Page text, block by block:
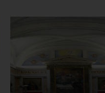
Maria del
Carmine e S.
Antonio